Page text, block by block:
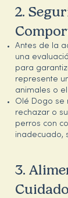
2.
Antes de la
una
para
represente
animales o
Olé Dogo se
rechazar o
perros con
inadecuado,
3.